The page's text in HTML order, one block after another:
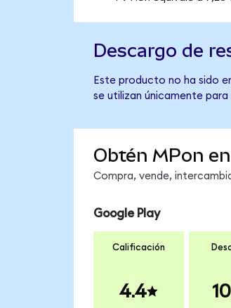
Descargo de
Este producto no ha sido
se utilizan únicamente
Obtén MPon
Compra, vende,
Google Play
Calificación
4.4